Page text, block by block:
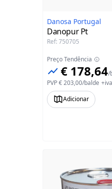
Danosa Portugal
Danopur Pt
Ref: 750705
Preço Tendência
€ 178,64/
PVP€ 203,00/balde +iva
Adicionar